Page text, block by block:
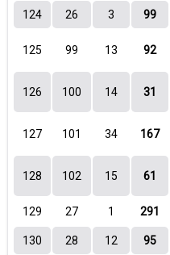
124
26 3 99
125 99 13 92
126 100 14 31
127 101 34 167
128 102 15 61
129
27 1 291
130
28 12 95